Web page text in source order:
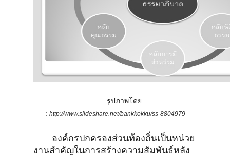
รูปภาพโดย
: http://www.slideshare.net/bankkokku/ss-8804979
องค์กรปกครองส่วนท้องถิ่นเป็นหน่วย
งานสำคัญในการสร้างความสัมพันธ์หลัง